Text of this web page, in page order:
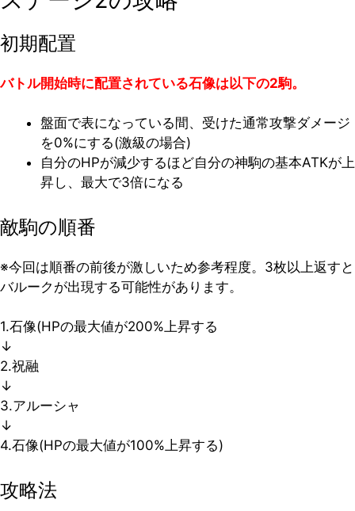
初期配置
バトル開始時に配置されている石像は以下の2駒。
盤面で表になっている間、受けた通常攻撃ダメージ
を0%にする(激級の場合)
自分のHPが減少するほど自分の神駒の基本ATKが上
昇し、最大で3倍になる
敵駒の順番
※今回は順番の前後が激しいため参考程度。3枚以上返すと
バルークが出現する可能性があります。
1.石像(HPの最大値が200%上昇する
↓
2.祝融
↓
3.アルーシャ
↓
4.石像(HPの最大値が100%上昇する)
攻略法